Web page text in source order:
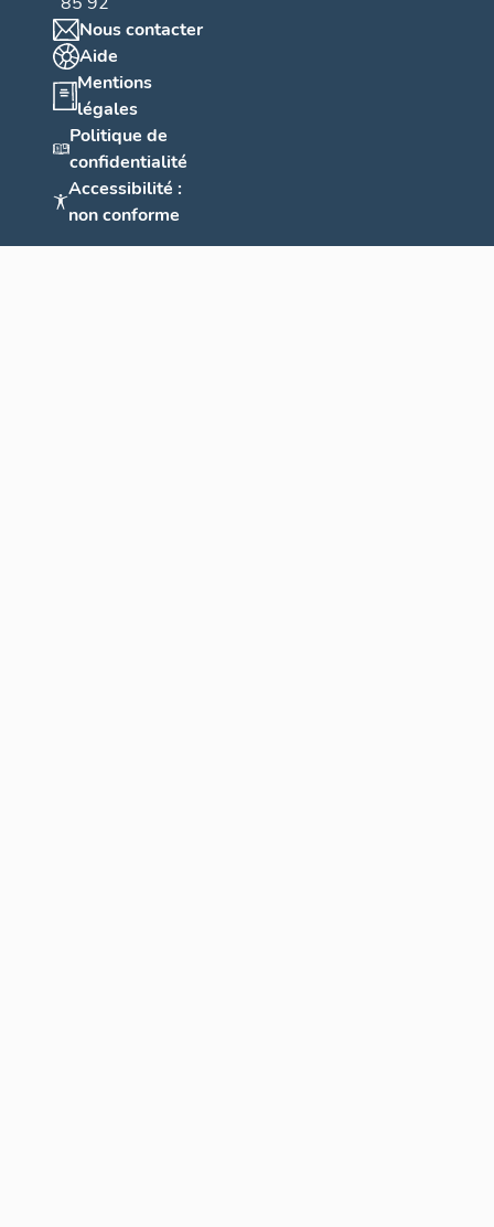
Nous contacter
Aide
Mentions
légales
Politique de
confidentialité
Accessibilité :
non conforme